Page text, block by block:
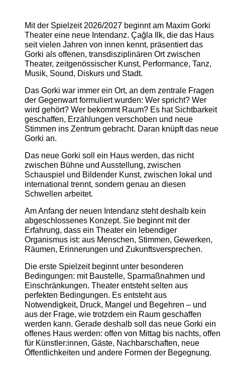
Mit der Spielzeit 2026/2027 beginnt am Maxim Gorki
Theater eine neue Intendanz. Çağla Ilk, die das Haus
seit vielen Jahren von innen kennt, präsentiert das
Gorki als offenen, transdisziplinären Ort zwischen
Theater, zeitgenössischer Kunst, Performance, Tanz,
Musik, Sound, Diskurs und Stadt.
Das Gorki war immer ein Ort, an dem zentrale Fragen
der Gegenwart formuliert wurden: Wer spricht? Wer
wird gehört? Wer bekommt Raum? Es hat Sichtbarkeit
geschaffen, Erzählungen verschoben und neue
Stimmen ins Zentrum gebracht. Daran knüpft das neue
Gorki an.
Das neue Gorki soll ein Haus werden, das nicht
zwischen Bühne und Ausstellung, zwischen
Schauspiel und Bildender Kunst, zwischen lokal und
international trennt, sondern genau an diesen
Schwellen arbeitet.
Am Anfang der neuen Intendanz steht deshalb kein
abgeschlossenes Konzept. Sie beginnt mit der
Erfahrung, dass ein Theater ein lebendiger
Organismus ist: aus Menschen, Stimmen, Gewerken,
Räumen, Erinnerungen und Zukunftsversprechen.
Die erste Spielzeit beginnt unter besonderen
Bedingungen: mit Baustelle, Sparmaßnahmen und
Einschränkungen. Theater entsteht selten aus
perfekten Bedingungen. Es entsteht aus
Notwendigkeit, Druck, Mangel und Begehren – und
aus der Frage, wie trotzdem ein Raum geschaffen
werden kann. Gerade deshalb soll das neue Gorki ein
offenes Haus werden: offen von Mittag bis nachts, offen
für Künstler:innen, Gäste, Nachbarschaften, neue
Öffentlichkeiten und andere Formen der Begegnung.